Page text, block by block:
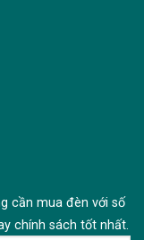
cần mua đèn với số
chính sách tốt nhất.